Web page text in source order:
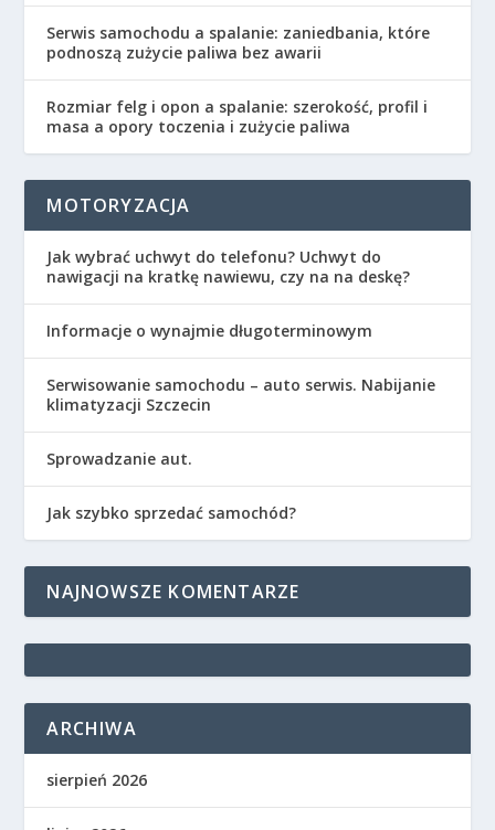
Serwis samochodu a spalanie: zaniedbania, które
podnoszą zużycie paliwa bez awarii
Rozmiar felg i opon a spalanie: szerokość, profil i
masa a opory toczenia i zużycie paliwa
MOTORYZACJA
Jak wybrać uchwyt do telefonu? Uchwyt do
nawigacji na kratkę nawiewu, czy na na deskę?
Informacje o wynajmie długoterminowym
Serwisowanie samochodu – auto serwis. Nabijanie
klimatyzacji Szczecin
Sprowadzanie aut.
Jak szybko sprzedać samochód?
NAJNOWSZE KOMENTARZE
ARCHIWA
sierpień 2026